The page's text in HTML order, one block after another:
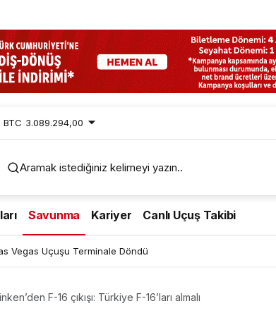
BTC 3.089.294,00
Aramak istediğiniz kelimeyi yazın..
Savunma Kariyer Canlı Uçuş Takibi
Jetstar A320 Son Anda Durdu
F-16 çıkışı: Türkiye F-16’ları almalı